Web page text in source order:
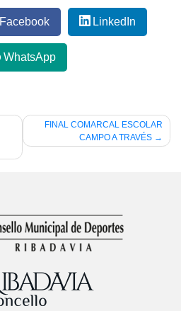
Facebook LinkedIn
WhatsApp
FINAL COMARCAL ESCOLAR
CAMPO A TRAVÉS